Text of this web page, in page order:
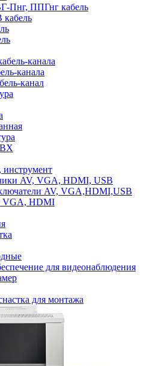
Пнг, ППГнг кабель
канала
канала
канал
AV, VGA, HDMI, USB
AV, VGA,HDMI,USB
VGA, HDMI
для видеонаблюдения
для монтажа